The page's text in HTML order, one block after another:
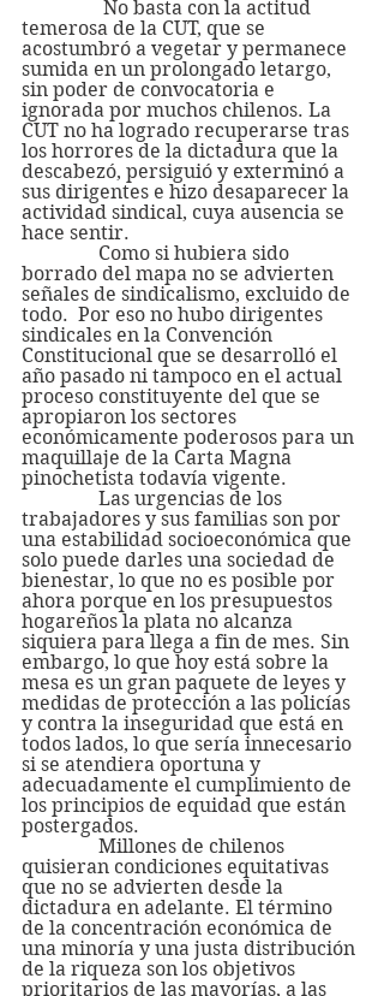
temerosa de la CUT, que se
acostumbró a vegetar y permanece
sumida en un prolongado letargo,
sin poder de convocatoria e
ignorada por muchos chilenos. La
CUT no ha logrado recuperarse tras
los horrores de la dictadura que la
descabezó, persiguió y exterminó a
sus dirigentes e hizo desaparecer la
actividad sindical, cuya ausencia se
hace sentir.
borrado del mapa no se advierten
señales de sindicalismo, excluido de
todo.  Por eso no hubo dirigentes
sindicales en la Convención
Constitucional que se desarrolló el
año pasado ni tampoco en el actual
proceso constituyente del que se
apropiaron los sectores
económicamente poderosos para un
maquillaje de la Carta Magna
pinochetista todavía vigente.
trabajadores y sus familias son por
una estabilidad socioeconómica que
solo puede darles una sociedad de
bienestar, lo que no es posible por
ahora porque en los presupuestos
hogareños la plata no alcanza
siquiera para llega a fin de mes. Sin
embargo, lo que hoy está sobre la
mesa es un gran paquete de leyes y
medidas de protección a las policías
y contra la inseguridad que está en
todos lados, lo que sería innecesario
si se atendiera oportuna y
adecuadamente el cumplimiento de
los principios de equidad que están
postergados.
quisieran condiciones equitativas
que no se advierten desde la
dictadura en adelante. El término
de la concentración económica de
una minoría y una justa distribución
de la riqueza son los objetivos
prioritarios de las mayorías, a las